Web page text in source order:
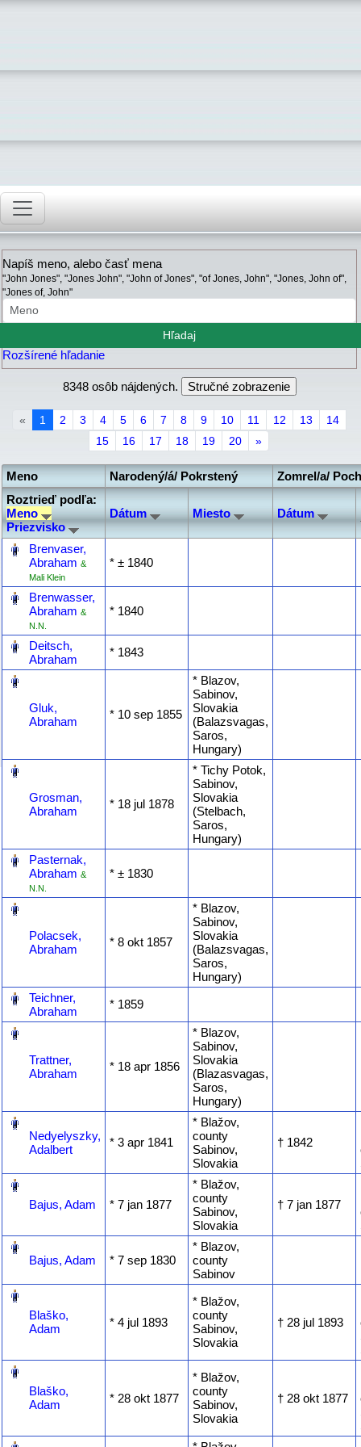
Napíš meno, alebo časť mena
"John Jones", "Jones John", "John of Jones", "of Jones, John", "Jones, John of",
"Jones of, John"
Rozšírené hľadanie
8348 osôb nájdených.
« 1 2 3 4 5 6 7 8 9 10 11 12 13
14
15
16 17 18 19 20 »
Meno Narodený/á/ Pokrstený
Zomrel/a/
Roztrieď podľa:
Meno
Priezvisko
Dátum Miesto Dátum
Brenvaser,
Abraham &
Mali Klein
* ‎± 1840
Brenwasser,
Abraham &
N.N.
* ‎1840
Deitsch,
Abraham
* ‎1843
Gluk,
Abraham
* ‎10 sep 1855
* Blazov,
Sabinov,
Slovakia
(Balazsvagas,
Saros,
Hungary)
Grosman,
Abraham
* ‎18 jul 1878
* Tichy Potok,
Sabinov,
Slovakia
(Stelbach,
Saros,
Hungary)
Pasternak,
Abraham &
N.N.
* ‎± 1830
Polacsek,
Abraham
* ‎8 okt 1857
* Blazov,
Sabinov,
Slovakia
(Balazsvagas,
Saros,
Hungary)
Teichner,
Abraham
* ‎1859
Trattner,
Abraham
* ‎18 apr 1856
* Blazov,
Sabinov,
Slovakia
(Blazasvagas,
Saros,
Hungary)
Nedyelyszky,
Adalbert
* ‎3 apr 1841
* Blažov,
county
Sabinov,
Slovakia
† ‎1842
Bajus, Adam
* ‎7 jan 1877
* Blažov,
county
Sabinov,
Slovakia
† ‎7 jan 1877
Bajus, Adam
* ‎7 sep 1830
* Blazov,
county
Sabinov
Blaško,
Adam
* ‎4 jul 1893
* Blažov,
county
Sabinov,
Slovakia
† ‎28 jul 1893
Blaško,
Adam
* ‎28 okt 1877
* Blažov,
county
Sabinov,
Slovakia
† ‎28 okt 1877